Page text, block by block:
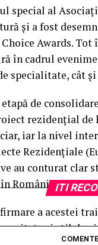
special al
și a fost
Choice Awards.
în cadrul
specialitate, cât
etapă de
rezidențial
iar la nivel
Rezidențiale
au conturat
România și
a acestei
și stil de
ITI